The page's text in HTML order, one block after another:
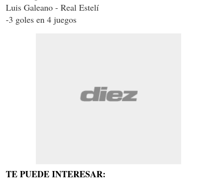
Luis Galeano - Real Estelí
-3 goles en 4 juegos
TE PUEDE INTERESAR: